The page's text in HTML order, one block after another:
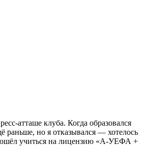
атташе клуба. Когда образовался
но я отказывался — хотелось
учиться на лицензию «А-УЕФА +